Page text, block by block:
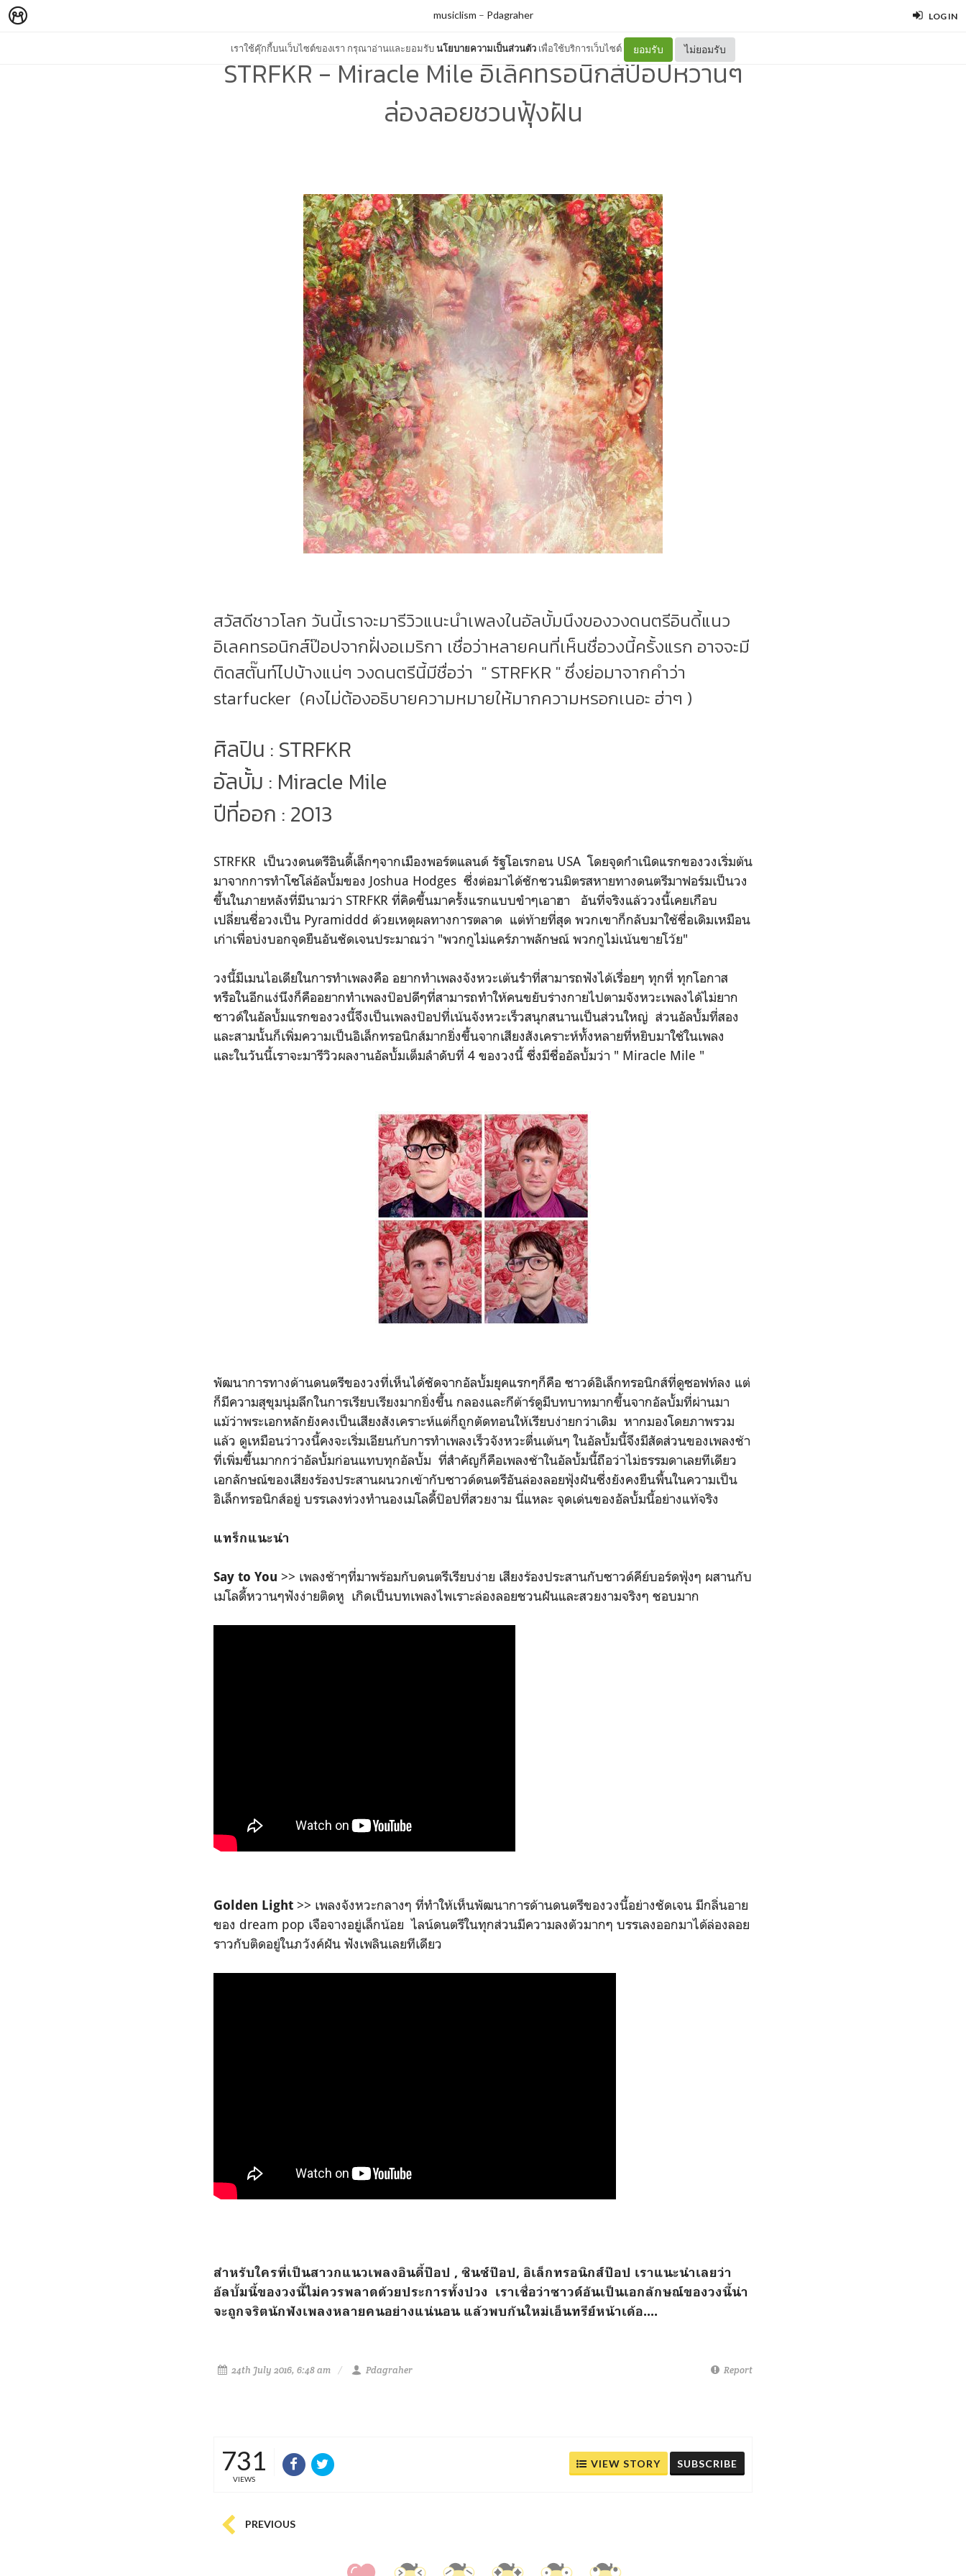
LOG IN
เราใช้คุ๊กกี้บนเว็บไซต์ของเรา กรุณาอ่านและยอมรับนโยบายความเป็นส่วนตัว เพื่อใช้บริการเว็บไซต์ ยอมรับ ไม่ยอมรับ
musiclism – Pdagraher
STRFKR - Miracle Mile อิเล็คทรอนิกส์ป๊อปหวานๆ
ล่องลอยชวนฟุ้งฝัน
สวัสดีชาวโลก วันนี้เราจะมารีวิวแนะนำเพลงในอัลบั้มนึงของวงดนตรีอินดี้แนว
อิเลคทรอนิกส์ป๊อปจากฝั่งอเมริกา เชื่อว่าหลายคนที่เห็นชื่อวงนี้ครั้งแรก อาจจะมี
ติดสตั๊นท์ไปบ้างแน่ๆ วงดนตรีนี้มีชื่อว่า " STRFKR " ซึ่งย่อมาจากคำว่า
starfucker (คงไม่ต้องอธิบายความหมายให้มากความหรอกเนอะ ฮ่าๆ )
ศิลปิน : STRFKR
อัลบั้ม : Miracle Mile
ปีที่ออก : 2013
STRFKR เป็นวงดนตรีอินดี้เล็กๆจากเมืองพอร์ตแลนด์ รัฐโอเรกอน USA โดยจุดกำเนิดแรกของวงเริ่มต้น
มาจากการทำโซโล่อัลบั้มของ Joshua Hodges ซึ่งต่อมาได้ชักชวนมิตรสหายทางดนตรีมาฟอร์มเป็นวง
ขึ้นในภายหลังที่มีนามว่า STRFKR ที่คิดขึ้นมาครั้งแรกแบบขำๆเอาฮา อันที่จริงแล้ววงนี้เคยเกือบ
เปลี่ยนชื่อวงเป็น Pyramiddd ด้วยเหตุผลทางการตลาด แต่ท้ายที่สุด พวกเขาก็กลับมาใช้ชื่อเดิมเหมือน
เก่าเพื่อบ่งบอกจุดยืนอันชัดเจนประมาณว่า "พวกกูไม่แคร์ภาพลักษณ์ พวกกูไม่เน้นขายโว้ย"
วงนี้มีเมนไอเดียในการทำเพลงคือ อยากทำเพลงจังหวะเต้นรำที่สามารถฟังได้เรื่อยๆ ทุกที่ ทุกโอกาส
หรือในอีกแง่นึงก็คืออยากทำเพลงป๊อปดีๆที่สามารถทำให้คนขยับร่างกายไปตามจังหวะเพลงได้ไม่ยาก
ซาวด์ในอัลบั้มแรกของวงนี้จึงเป็นเพลงป๊อปที่เน้นจังหวะเร็วสนุกสนานเป็นส่วนใหญ่ ส่วนอัลบั้มที่สอง
และสามนั้นก็เพิ่มความเป็นอิเล็กทรอนิกส์มากยิ่งขึ้นจากเสียงสังเคราะห์ทั้งหลายที่หยิบมาใช้ในเพลง
และในวันนี้เราจะมารีวิวผลงานอัลบั้มเต็มลำดับที่ 4 ของวงนี้ ซึ่งมีชื่ออัลบั้มว่า " Miracle Mile "
พัฒนาการทางด้านดนตรีของวงที่เห็นได้ชัดจากอัลบั้มยุคแรกๆก็คือ ซาวด์อิเล็กทรอนิกส์ที่ดูซอฟท์ลง แต่
ก็มีความสุขุมนุ่มลึกในการเรียบเรียงมากยิ่งขึ้น กลองและกีต้าร์ดูมีบทบาทมากขึ้นจากอัลบั้มที่ผ่านมา
แม้ว่าพระเอกหลักยังคงเป็นเสียงสังเคราะห์แต่ก็ถูกตัดทอนให้เรียบง่ายกว่าเดิม หากมองโดยภาพรวม
แล้ว ดูเหมือนว่าวงนี้คงจะเริ่มเอียนกับการทำเพลงเร็วจังหวะตื่นเต้นๆ ในอัลบั้มนี้จึงมีสัดส่วนของเพลงช้า
ที่เพิ่มขึ้นมากกว่าอัลบั้มก่อนแทบทุกอัลบั้ม ที่สำคัญก็คือเพลงช้าในอัลบั้มนี้ถือว่าไม่ธรรมดาเลยทีเดียว
เอกลักษณ์ของเสียงร้องประสานผนวกเข้ากับซาวด์ดนตรีอันล่องลอยฟุ้งฝันซึ่งยังคงยืนพื้นในความเป็น
อิเล็กทรอนิกส์อยู่ บรรเลงท่วงทำนองเมโลดี้ป๊อปที่สวยงาม นี่แหละ จุดเด่นของอัลบั้มนี้อย่างแท้จริง
แทร็กแนะนำ
Say to You >> เพลงช้าๆที่มาพร้อมกับดนตรีเรียบง่าย เสียงร้องประสานกับซาวด์คีย์บอร์ดฟุ้งๆ ผสานกับ
เมโลดี้หวานๆฟังง่ายติดหู เกิดเป็นบทเพลงไพเราะล่องลอยชวนฝันและสวยงามจริงๆ ชอบมาก
Golden Light >> เพลงจังหวะกลางๆ ที่ทำให้เห็นพัฒนาการด้านดนตรีของวงนี้อย่างชัดเจน มีกลิ่นอาย
ของ dream pop เจือจางอยู่เล็กน้อย ไลน์ดนตรีในทุกส่วนมีความลงตัวมากๆ บรรเลงออกมาได้ล่องลอย
ราวกับติดอยู่ในภวังค์ฝัน ฟังเพลินเลยทีเดียว
สำหรับใครที่เป็นสาวกแนวเพลงอินดี้ป๊อป , ซินซ์ป๊อป, อิเล็กทรอนิกส์ป๊อป เราแนะนำเลยว่า
อัลบั้มนี้ของวงนี้ไม่ควรพลาดด้วยประการทั้งปวง เราเชื่อว่าซาวด์อันเป็นเอกลักษณ์ของวงนี้น่า
จะถูกจริตนักฟังเพลงหลายคนอย่างแน่นอน แล้วพบกันใหม่เอ็นทรีย์หน้าเด้อ....
24th July 2016, 6:48 am Pdagraher Report
731
VIEWS
VIEW STORY SUBSCRIBE
PREVIOUS